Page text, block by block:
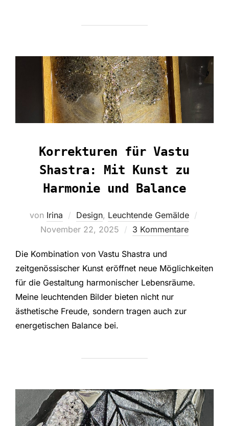
Korrekturen für Vastu
Shastra: Mit Kunst zu
Harmonie und Balance
von Irina Design, Leuchtende Gemälde
November 22, 2025 3 Kommentare
Die Kombination von Vastu Shastra und
zeitgenössischer Kunst eröffnet neue Möglichkeiten
für die Gestaltung harmonischer Lebensräume.
Meine leuchtenden Bilder bieten nicht nur
ästhetische Freude, sondern tragen auch zur
energetischen Balance bei.